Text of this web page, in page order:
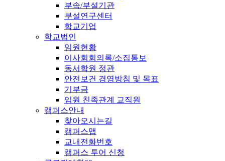
부속/부설기관
부설연구센터
학교기업
학교법인
임원현황
이사회회의록/소집통보
동서학원 정관
안전보건 경영방침 및 목표
기부금
임원 친족관계 교직원
캠퍼스안내
찾아오시는길
캠퍼스맵
교내전화번호
캠퍼스 투어 신청